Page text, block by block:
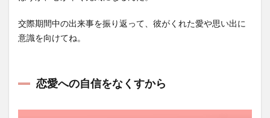
交際期間中の出来事を振り返って、彼がくれた愛や思い出に
意識を向けてね。
恋愛への自信をなくすから